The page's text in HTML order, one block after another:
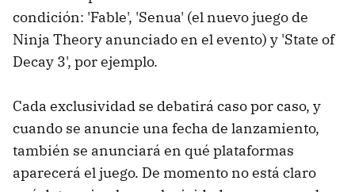
condición: 'Fable', 'Senua' (el nuevo juego de
Ninja Theory anunciado en el evento) y 'State of
Decay 3', por ejemplo.
Cada exclusividad se debatirá caso por caso, y
cuando se anuncie una fecha de lanzamiento,
también se anunciará en qué plataformas
aparecerá el juego. De momento no está claro